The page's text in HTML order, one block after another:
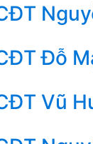
Đỗ
Vũ